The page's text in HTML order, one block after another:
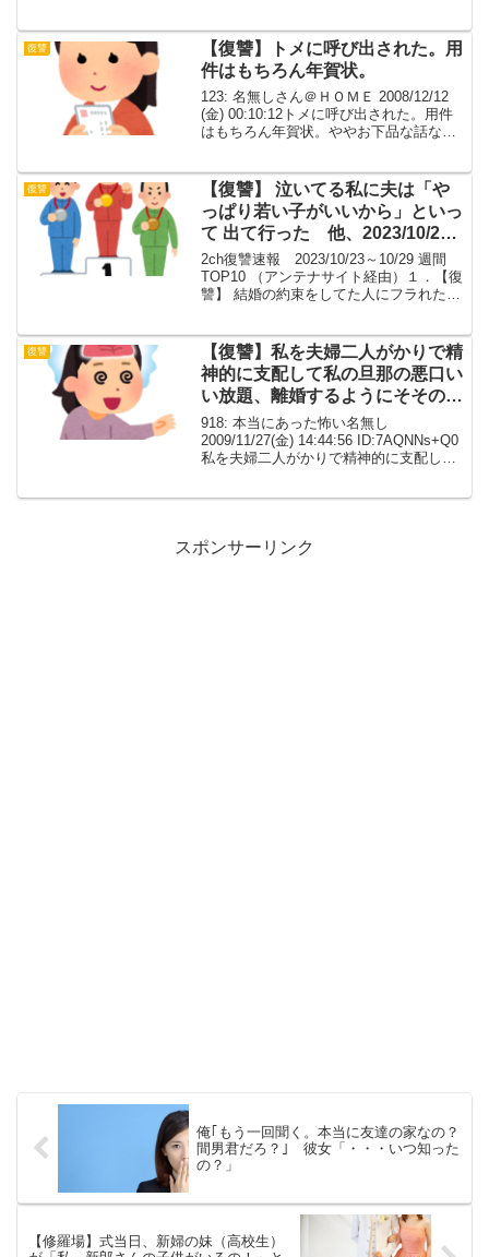
和室、小さな二...
復讐
【復讐】トメに呼び出された。用
件はもちろん年賀状。
123: 名無しさん＠ＨＯＭＥ 2008/12/12
(金) 00:10:12トメに呼び出された。用件
はもちろん年賀状。ややお下品な話なの
ッコよく洗練された年賀状をデザ...
復讐
【復讐】 泣いてる私に夫は「や
っぱり若い子がいいから」といっ
て 出て行った 他、2023/10/23
～10/29 週間TOP10
2ch復讐速報 2023/10/23～10/29 週間
TOP10 （アンテナサイト経由）１．【復
讐】 結婚の約束をしてた人にフラれた
編】３．【復讐】 泣いてる私に夫は「...
復讐
【復讐】私を夫婦二人がかりで精
神的に支配して私の旦那の悪口い
い放題、離婚するようにそそのか
した
918: 本当にあった怖い名無し
2009/11/27(金) 14:44:56 ID:7AQNNs+Q0
私を夫婦二人がかりで精神的に支配して
スポンサーリンク
俺｢もう一回聞く。本当に友達の家なの？
間男君だろ？｣ 彼女「・・・いつ知った
の？」
【修羅場】式当日、新婦の妹（高校生）